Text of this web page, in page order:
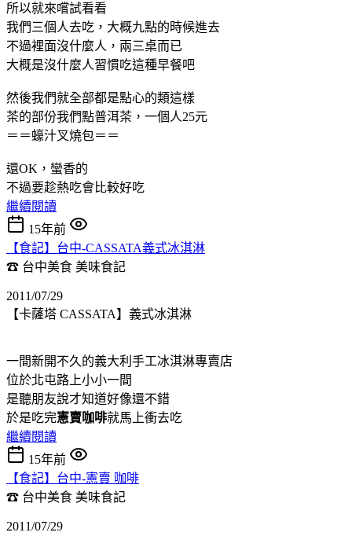
所以就來嚐試看看
我們三個人去吃，大概九點的時候進去
不過裡面沒什麼人，兩三桌而已
大概是沒什麼人習慣吃這種早餐吧
然後我們就全部都是點心的類這樣
茶的部份我們點普洱茶，一個人25元
＝＝蠔汁叉燒包＝＝
還OK，蠻香的
不過要趁熱吃會比較好吃
繼續閱讀
15年前
【食記】台中-CASSATA義式冰淇淋
☎ 台中美食 美味食記
2011/07/29
【卡薩塔 CASSATA】義式冰淇淋
一間新開不久的義大利手工冰淇淋專賣店
位於北屯路上小小一間
是聽朋友說才知道好像還不錯
於是吃完憲賣咖啡就馬上衝去吃
繼續閱讀
15年前
【食記】台中-憲賣 咖啡
☎ 台中美食 美味食記
2011/07/29